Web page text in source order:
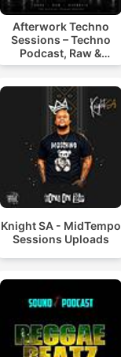
Afterwork Techno
Sessions – Techno
Podcast, Raw &
Hypnotic Techno
Knight SA - MidTempo
Sessions Uploads